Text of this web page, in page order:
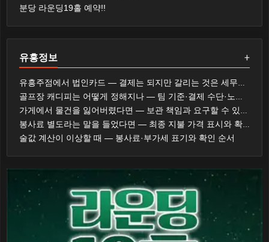
분당 라운딩19홀 예약!!
+
유흥정보
유흥주점에서 법인카드 — 결제는 되지만 갈리는 것은 세무와 사규다
골프장 캐디피는 어떻게 정해지나 — 팀 기준·결제 수단·노캐디 선택
가게에서 물건을 잃어버렸다면 — 보관 책임과 요구할 수 있는 것
봉사료 별도라는 말을 들었다면 — 최종 지불 가격 표시와 확인 순서
술값 계산이 이상할 때 — 봉사료·부가세 표기와 확인 순서